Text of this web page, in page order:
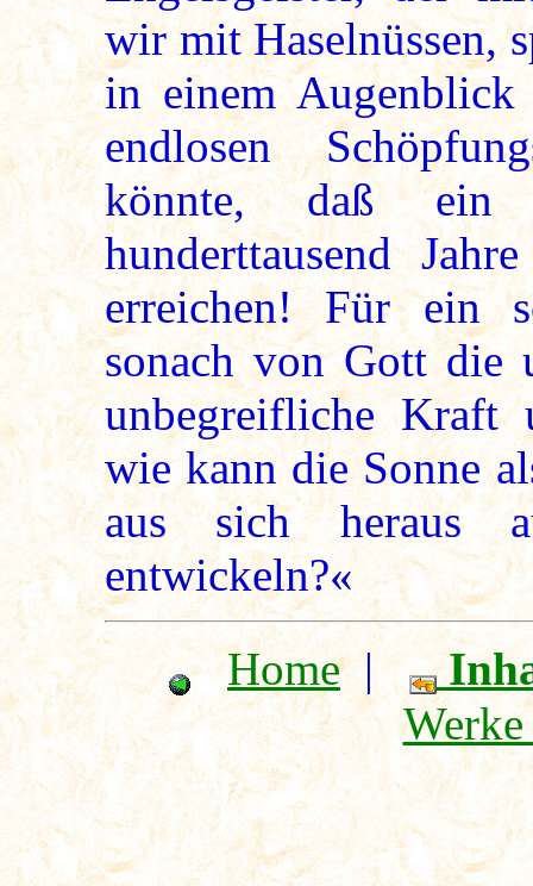
wir mit Haselnüssen,
in einem
endlosen
könnte, daß ein
hunderttausend
erreichen! Für ein
sonach von Gott die
unbegreifliche Kraft
wie kann die Sonne
aus sich heraus
entwickeln?«
Home|